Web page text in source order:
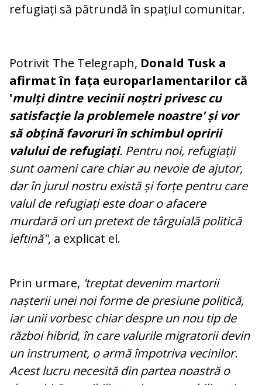
refugiați să pătrundă în spațiul comunitar.
Potrivit The Telegraph, Donald Tusk a
afirmat în fața europarlamentarilor că
'mulți dintre vecinii noștri privesc cu
satisfacție la problemele noastre' și vor
să obțină favoruri în schimbul opririi
valului de refugiați. Pentru noi, refugiații
sunt oameni care chiar au nevoie de ajutor,
dar în jurul nostru există și forțe pentru care
valul de refugiați este doar o afacere
murdară ori un pretext de târguială politică
ieftină", a explicat el.
Prin urmare, 'treptat devenim martorii
nașterii unei noi forme de presiune politică,
iar unii vorbesc chiar despre un nou tip de
război hibrid, în care valurile migratorii devin
un instrument, o armă împotriva vecinilor.
Acest lucru necesită din partea noastră o